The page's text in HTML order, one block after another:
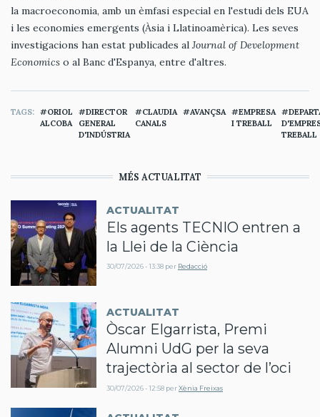
la macroeconomia, amb un èmfasi especial en l'estudi dels EUA
i les economies emergents (Àsia i Llatinoamèrica). Les seves
investigacions han estat publicades al Journal of Development
Economics o al Banc d'Espanya, entre d'altres.
TAGS
ORIOL
ALCOBA
DIRECTOR
GENERAL
D'INDÚSTRIA
CLAUDIA
CANALS
AVANÇSA
EMPRESA
I TREBALL
TREBALL
MÉS ACTUALITAT
ACTUALITAT
Els agents TECNIO entren a
la Llei de la Ciència
30/07/2026 - 13:38 per Redacció
ACTUALITAT
Òscar Elgarrista, Premi
Alumni UdG per la seva
trajectòria al sector de l’oci
30/07/2026 - 12:58 perXènia Freixas